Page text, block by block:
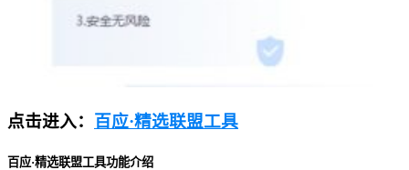
点击进入： 百应·精选联盟工具
百应·精选联盟工具功能介绍